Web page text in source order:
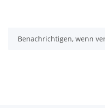
Benachrichtigen, wenn